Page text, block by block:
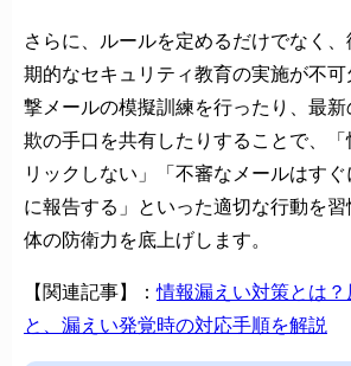
さらに、ルールを定めるだけでなく
期的なセキュリティ教育の実施が不
撃メールの模擬訓練を行ったり、最
欺の手口を共有したりすることで、
リックしない」「不審なメールはす
に報告する」といった適切な行動を
体の防衛力を底上げします。
【関連記事】：情報漏えい対策とは
と、漏えい発覚時の対応手順を解説